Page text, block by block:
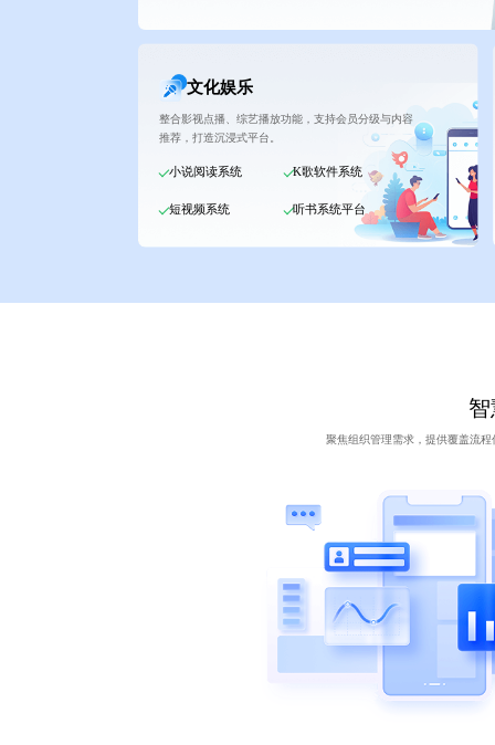
文化娱乐
整合影视点播、综艺播放功能，支持会员分级与内容
推荐，打造沉浸式平台。
小说阅读系统 K歌软件系统
短视频系统 听书系统平台
聚焦组织管理需求，提供覆盖流